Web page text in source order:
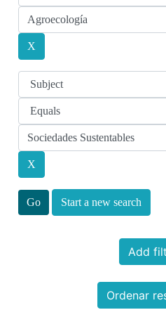
Start a new search
Add
Ordenar